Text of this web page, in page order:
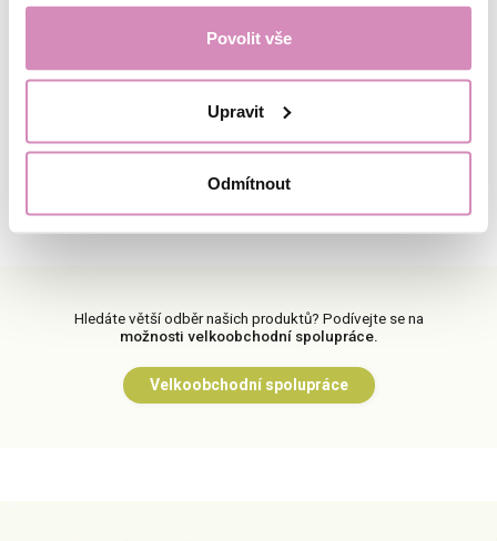
Povolit vše
Upravit
Odmítnout
towel made of
Hledáte větší odběr našich produktů? Podívejte se na
možnosti velkoobchodní spolupráce.
Velkoobchodní spolupráce